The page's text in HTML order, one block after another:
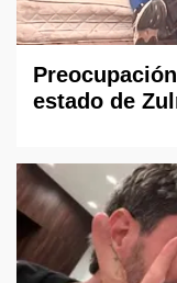
estado de